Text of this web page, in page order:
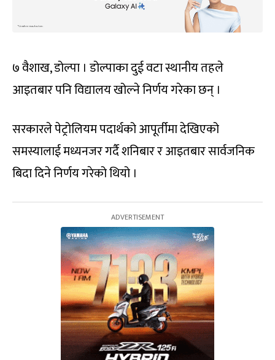
७ वैशाख, डोल्पा । डोल्पाका दुई वटा स्थानीय तहले
आइतबार पनि विद्यालय खोल्ने निर्णय गरेका छन् ।
सरकारले पेट्रोलियम पदार्थको आपूर्तीमा देखिएको
समस्यालाई मध्यनजर गर्दै शनिबार र आइतबार सार्वजनिक
बिदा दिने निर्णय गरेको थियो ।